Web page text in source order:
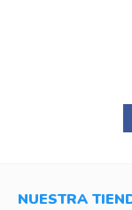
NUESTRA